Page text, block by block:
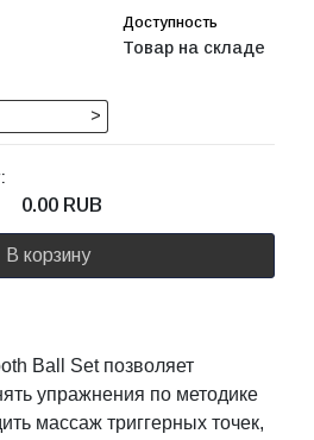
Товар на складе
>
0.00 RUB
В корзину
Ball Set позволяет
упражнения по методике
массаж триггерных точек,